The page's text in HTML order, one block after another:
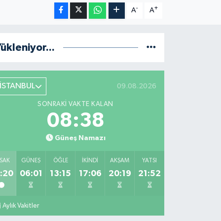
A- A+
09.08.2026
SONRAKI VAKTE KALAN
08:37
Güneş Namazı
GÜNEŞ
06:01
ÖĞLE
13:15
İKINDI
17:06
AKŞAM
20:19
YATSI
21:52
Aylık Vakitler